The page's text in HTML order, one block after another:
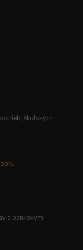
školských
a bankovým